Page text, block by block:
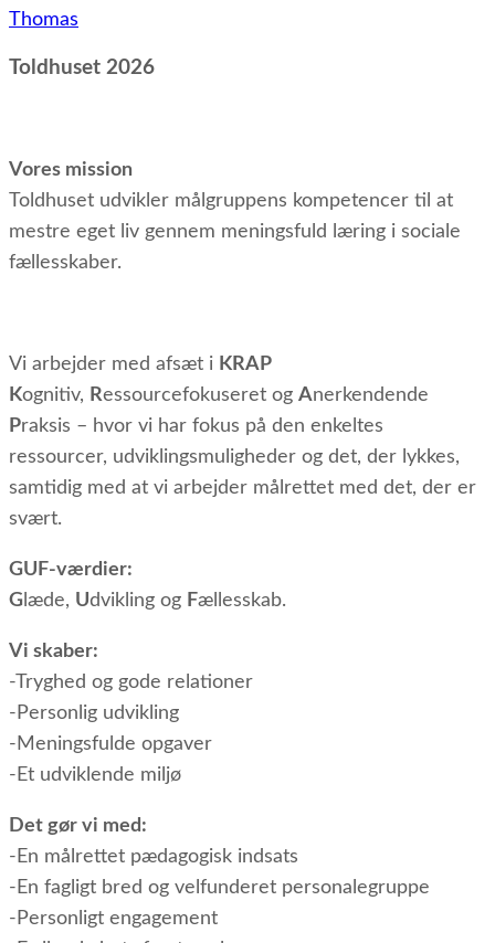
Indlægsnavigation
Thomas
Toldhuset 2026
Vores mission
Toldhuset udvikler målgruppens kompetencer til at
mestre eget liv gennem meningsfuld læring i sociale
fællesskaber.
Vi arbejder med afsæt i KRAP
Kognitiv, Ressourcefokuseret og Anerkendende
Praksis – hvor vi har fokus på den enkeltes
ressourcer, udviklingsmuligheder og det, der lykkes,
samtidig med at vi arbejder målrettet med det, der er
svært.
GUF-værdier:
G læde, Udvikling og Fællesskab.
Vi skaber:
-Tryghed og gode relationer
-Personlig udvikling
-Meningsfulde opgaver
-Et udviklende miljø
Det gør vi med:
-En målrettet pædagogisk indsats
-En fagligt bred og velfunderet personalegruppe
-Personligt engagement